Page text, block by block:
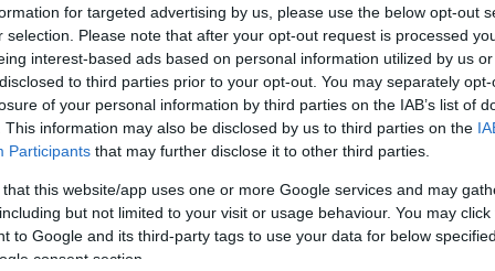
for targeted advertising by us, please use the below opt-out
selection. Please note that after your opt-out request is processed
interest-based ads based on personal information utilized by us
to third parties prior to your opt-out. You may separately
of your personal information by third parties on the IAB’s list of
This information may also be disclosed by us to third parties on the
Participants that may further disclose it to other third parties.
that this website/app uses one or more Google services and may
but not limited to your visit or usage behaviour. You may
to Google and its third-party tags to use your data for below
consent section.
Kollegaim nevében is!
John
kezdő